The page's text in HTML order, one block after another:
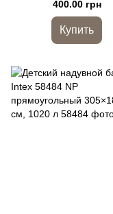
400.00 грн
Купить